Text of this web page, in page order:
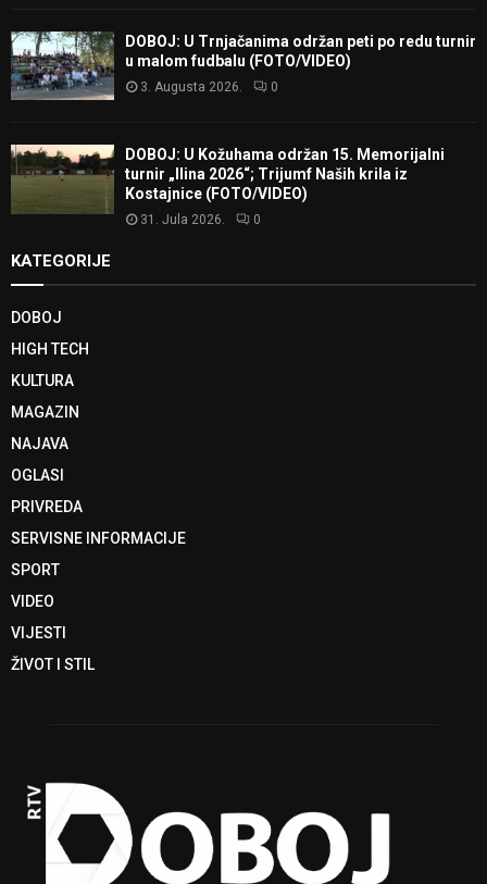
DOBOJ: U Trnjačanima održan peti po redu turnir
u malom fudbalu (FOTO/VIDEO)
3. Augusta 2026. 0
DOBOJ: U Kožuhama održan 15. Memorijalni
turnir „Ilina 2026“; Trijumf Naših krila iz
Kostajnice (FOTO/VIDEO)
31. Jula 2026. 0
KATEGORIJE
DOBOJ
HIGH TECH
KULTURA
MAGAZIN
NAJAVA
OGLASI
PRIVREDA
SERVISNE INFORMACIJE
SPORT
VIDEO
VIJESTI
ŽIVOT I STIL